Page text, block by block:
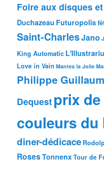
Foire aux disques
Duchazeau Futuropolis
Saint-CharlesJano
King Automatic
Love in Vain Mantes la Jolie
Philippe
Dequestprix
couleurs du
diner-dédicace
RosesTonnenxTour de